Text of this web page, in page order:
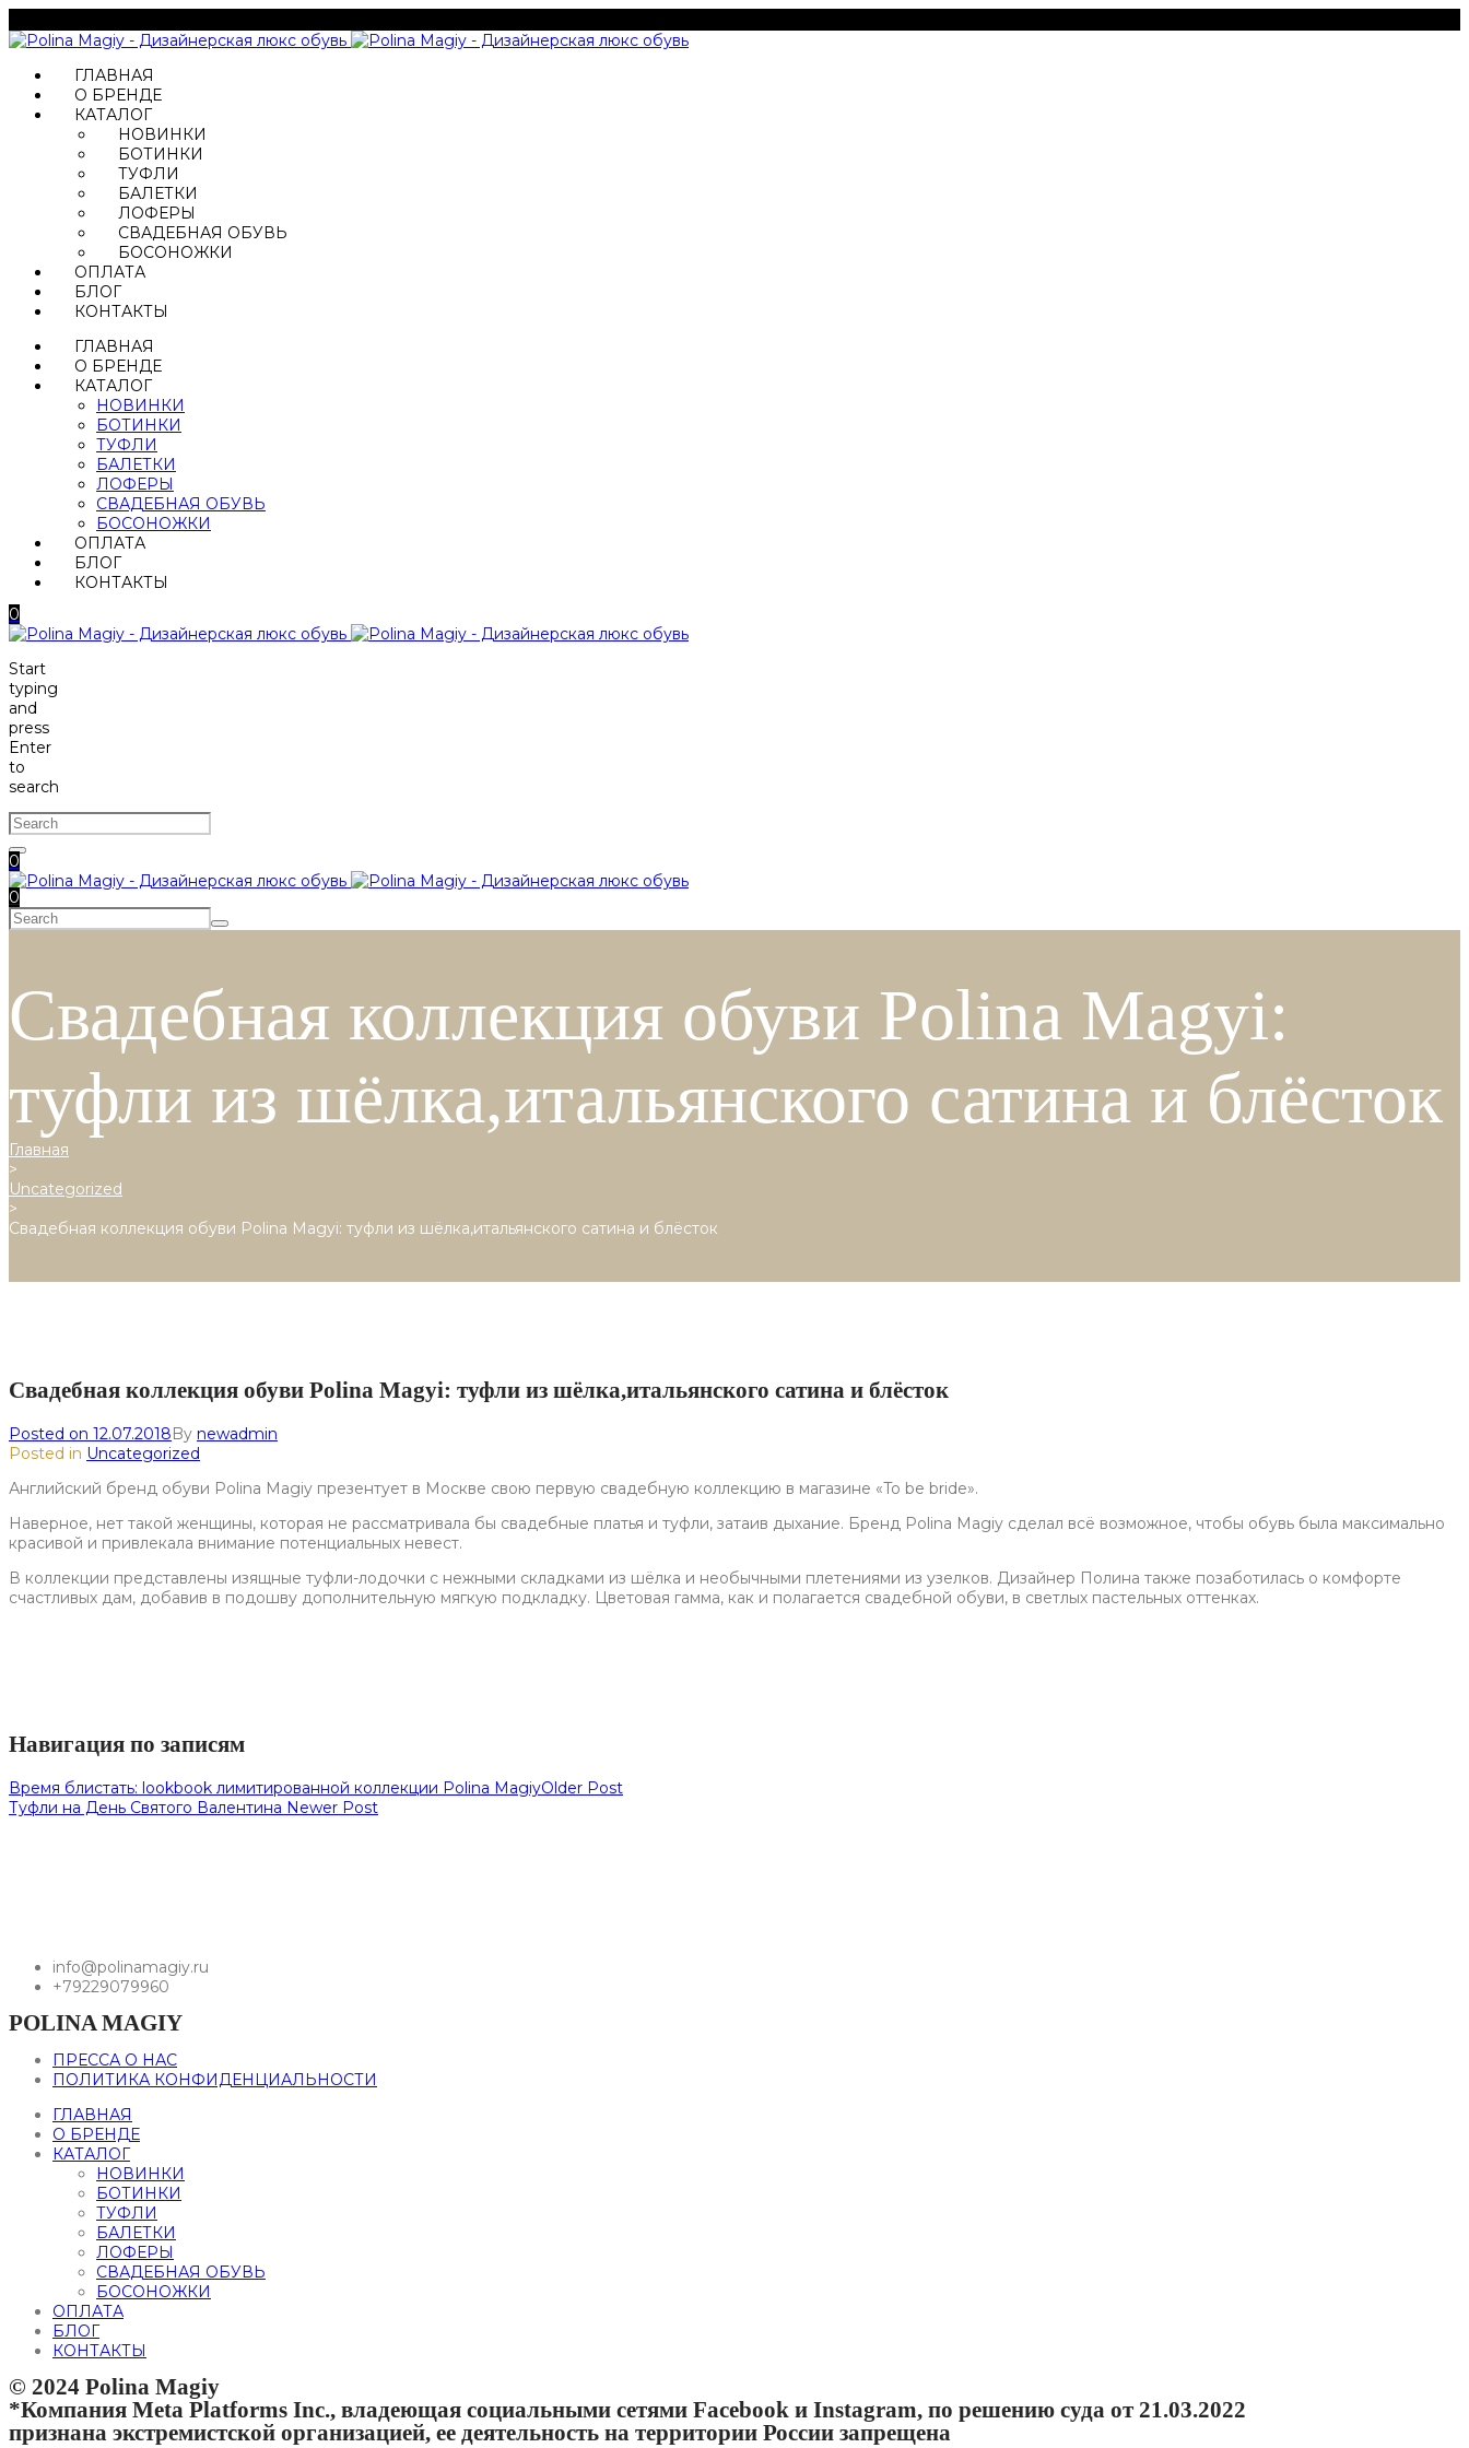
ГЛАВНАЯ
О БРЕНДЕ
КАТАЛОГ
НОВИНКИ
БОТИНКИ
ТУФЛИ
БАЛЕТКИ
ЛОФЕРЫ
СВАДЕБНАЯ ОБУВЬ
БОСОНОЖКИ
ОПЛАТА
БЛОГ
КОНТАКТЫ
ГЛАВНАЯ
О БРЕНДЕ
КАТАЛОГ
НОВИНКИ
БОТИНКИ
ТУФЛИ
БАЛЕТКИ
ЛОФЕРЫ
СВАДЕБНАЯ ОБУВЬ
БОСОНОЖКИ
ОПЛАТА
БЛОГ
КОНТАКТЫ
0
Start
typing
and
press
Enter
to
search
0
0
Свадебная коллекция обуви Polina Magyi:
туфли из шёлка,итальянского сатина и блёсток
Главная
>
Uncategorized
>
Свадебная коллекция обуви Polina Magyi: туфли из шёлка,итальянского сатина и блёсток
Свадебная коллекция обуви Polina Magyi: туфли из шёлка,итальянского сатина и блёсток
Posted on 12.07.2018By newadmin
Posted in Uncategorized
Английский бренд обуви Polina Magiy презентует в Москве свою первую свадебную коллекцию в магазине «To be bride».
Наверное, нет такой женщины, которая не рассматривала бы свадебные платья и туфли, затаив дыхание. Бренд Polina Magiy сделал всё возможное, чтобы обувь была максимально
красивой и привлекала внимание потенциальных невест.
В коллекции представлены изящные туфли-лодочки с нежными складками из шёлка и необычными плетениями из узелков. Дизайнер Полина также позаботилась о комфорте
счастливых дам, добавив в подошву дополнительную мягкую подкладку. Цветовая гамма, как и полагается свадебной обуви, в светлых пастельных оттенках.
Навигация по записям
Время блистать: lookbook лимитированной коллекции Polina MagiyOlder Post
Туфли на День Святого Валентина Newer Post
info@polinamagiy.ru
+79229079960
POLINA MAGIY
ПРЕССА О НАС
ПОЛИТИКА КОНФИДЕНЦИАЛЬНОСТИ
ГЛАВНАЯ
О БРЕНДЕ
КАТАЛОГ
НОВИНКИ
БОТИНКИ
ТУФЛИ
БАЛЕТКИ
ЛОФЕРЫ
СВАДЕБНАЯ ОБУВЬ
БОСОНОЖКИ
ОПЛАТА
БЛОГ
КОНТАКТЫ
© 2024 Polina Magiy
*Компания Meta Platforms Inc., владеющая социальными сетями Facebook и Instagram, по решению суда от 21.03.2022
признана экстремистской организацией, ее деятельность на территории России запрещена